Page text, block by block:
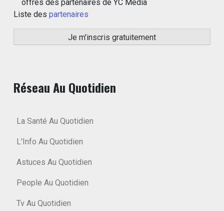
offres des partenaires de YC Media
Liste des partenaires
Réseau Au Quotidien
La Santé Au Quotidien
L'Info Au Quotidien
Astuces Au Quotidien
People Au Quotidien
Tv Au Quotidien